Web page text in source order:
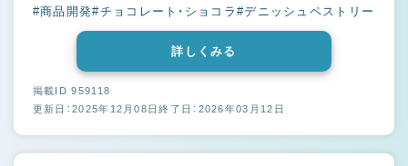
#商品開発#チョコレート・ショコラ #デニッシュペストリー
詳しくみる
掲載ID 959118
更新日：2025年12月08日終了日：2026年03月12日